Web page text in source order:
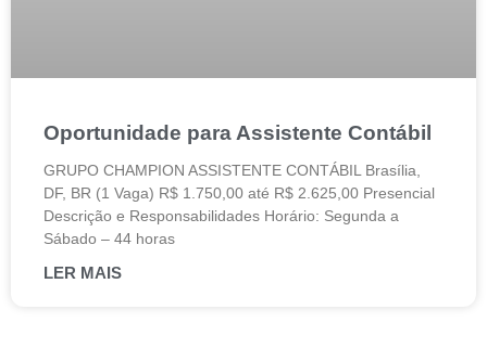
Oportunidade para Assistente Contábil
GRUPO CHAMPION ASSISTENTE CONTÁBIL Brasília,
DF, BR (1 Vaga) R$ 1.750,00 até R$ 2.625,00 Presencial
Descrição e Responsabilidades Horário: Segunda a
Sábado – 44 horas
LER MAIS